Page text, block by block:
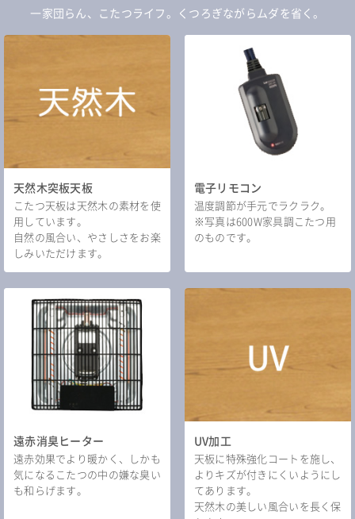
一家団らん、こたつライフ。くつろぎながらムダを省く。
天然木突板天板
こたつ天板は天然木の素材を使
用しています。
自然の風合い、やさしさをお楽
しみいただけます。
電子リモコン
温度調節が手元でラクラク。
※写真は600W家具調こたつ用
のものです。
遠赤消臭ヒーター
遠赤効果でより暖かく、しかも
気になるこたつの中の嫌な臭い
も和らげます。
UV加工
天板に特殊強化コートを施し、
よりキズが付きにくいようにし
てあります。
天然木の美しい風合いを長く保